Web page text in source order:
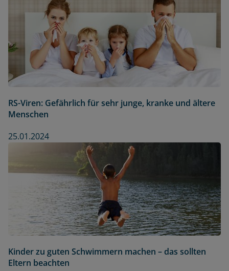
RS-Viren: Gefährlich für sehr junge, kranke und ältere
Menschen
25.01.2024
Kinder zu guten Schwimmern machen – das sollten
Eltern beachten